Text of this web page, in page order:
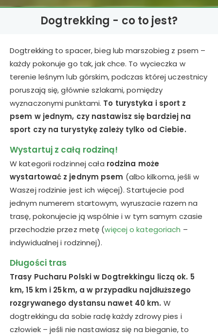
Dogtrekking - co to jest?
Dogtrekking to spacer, bieg lub marszobieg z psem –
każdy pokonuje go tak, jak chce. To wycieczka w
terenie leśnym lub górskim, podczas której uczestnicy
poruszają się, głównie szlakami, pomiędzy
wyznaczonymi punktami. To turystyka i sport z
psem w jednym, czy nastawisz się bardziej na
sport czy na turystykę zależy tylko od Ciebie.
Wystartuj z całą rodziną!
W kategorii rodzinnej cała rodzina może
wystartować z jednym psem (albo kilkoma, jeśli w
Waszej rodzinie jest ich więcej). Startujecie pod
jednym numerem startowym, wyruszacie razem na
trasę, pokonujecie ją wspólnie i w tym samym czasie
przechodzie przez metę (więcej o kategoriach –
indywidualnej i rodzinnej).
Długości tras
Trasy Pucharu Polski w Dogtrekkingu liczą ok. 5
km, 15 km i 25 km, a w przypadku najdłuższego
rozgrywanego dystansu nawet 40 km. W
dogtrekkingu da sobie radę każdy zdrowy pies i
człowiek – jeśli nie nastawiasz się na bieganie, to